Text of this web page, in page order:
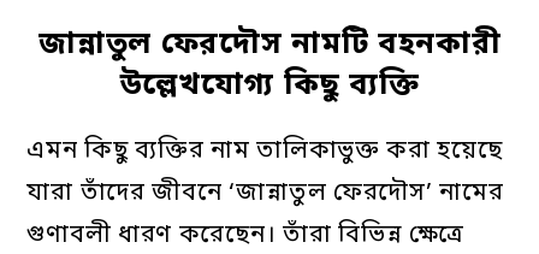
জান্নাতুল ফেরদৌস নামটি বহনকারী
উল্লেখযোগ্য কিছু ব্যক্তি
এমন কিছু ব্যক্তির নাম তালিকাভুক্ত করা হয়েছে
যারা তাঁদের জীবনে ‘জান্নাতুল ফেরদৌস’ নামের
গুণাবলী ধারণ করেছেন। তাঁরা বিভিন্ন ক্ষেত্রে